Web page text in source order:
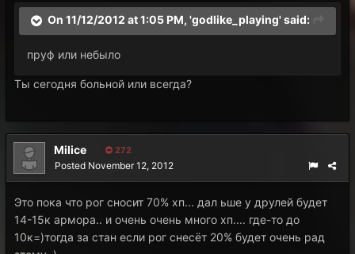
On 11/12/2012 at 1:05 PM, 'godlike_playing' said:
пруф или небыло
Ты сегодня больной или всегда?
Milice 272
Posted November 12, 2012
Это пока что рог сносит 70% хп... дал ьше у друлей будет
14-15к армора.. и очень очень много хп.... где-то до
10к=)тогда за стан если рог снесёт 20% будет очень рад